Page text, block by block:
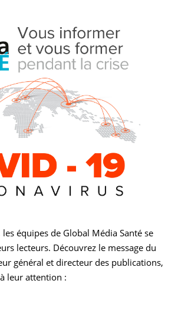
équipes de Global Média Santé se
lecteurs. Découvrez le message du
général et directeur des publications,
leur attention :